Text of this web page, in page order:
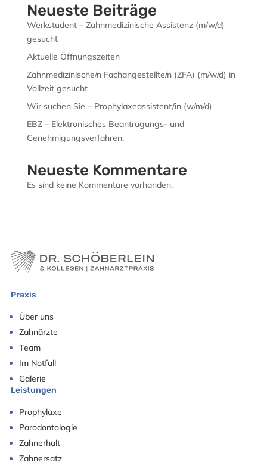
Neueste Beiträge
Werkstudent – Zahnmedizinische Assistenz (m/w/d)
gesucht
Aktuelle Öffnungszeiten
Zahnmedizinische/n Fachangestellte/n (ZFA) (m/w/d) in
Vollzeit gesucht
Wir suchen Sie – Prophylaxeassistent/in (w/m/d)
EBZ – Elektronisches Beantragungs- und
Genehmigungsverfahren.
Neueste Kommentare
Es sind keine Kommentare vorhanden.
Praxis
Über uns
Zahnärzte
Team
Im Notfall
Galerie
Leistungen
Prophylaxe
Parodontologie
Zahnerhalt
Zahnersatz